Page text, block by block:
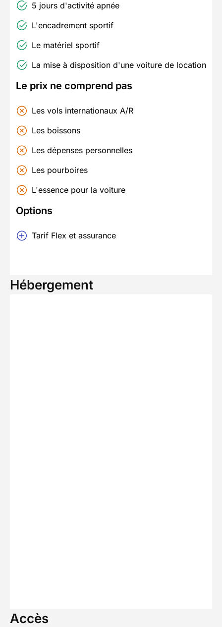
5 jours d'activité apnée
L'encadrement sportif
Le matériel sportif
La mise à disposition d'une voiture de location
Le prix ne comprend pas
Les vols internationaux A/R
Les boissons
Les dépenses personnelles
Les pourboires
L'essence pour la voiture
Options
Tarif Flex et assurance
Hébergement
Accès